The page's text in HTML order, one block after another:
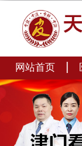
网站首页 |